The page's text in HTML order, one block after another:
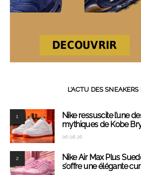
L’ACTU DES SNEAKERS
1
Nike ressuscite l’une
mythiques de Kobe
06.08.26
2
Nike Air Max Plus Suede
s’offre une élégante